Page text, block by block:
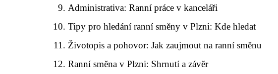
Administrativa: Ranní práce v kanceláři
Tipy pro hledání ranní směny v Plzni: Kde hledat
Životopis a pohovor: Jak zaujmout na ranní směnu
Ranní směna v Plzni: Shrnutí a závěr